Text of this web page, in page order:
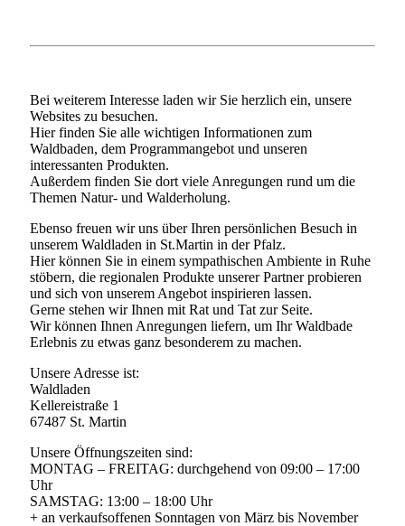
Bei weiterem Interesse laden wir Sie herzlich ein, unsere
Websites zu besuchen.
Hier finden Sie alle wichtigen Informationen zum
Waldbaden, dem Programmangebot und unseren
interessanten Produkten.
Außerdem finden Sie dort viele Anregungen rund um die
Themen Natur- und Walderholung.
Ebenso freuen wir uns über Ihren persönlichen Besuch in
unserem Waldladen in St.Martin in der Pfalz.
Hier können Sie in einem sympathischen Ambiente in Ruhe
stöbern, die regionalen Produkte unserer Partner probieren
und sich von unserem Angebot inspirieren lassen.
Gerne stehen wir Ihnen mit Rat und Tat zur Seite.
Wir können Ihnen Anregungen liefern, um Ihr Waldbade
Erlebnis zu etwas ganz besonderem zu machen.
Unsere Adresse ist:
Waldladen
Kellereistraße 1
67487 St. Martin
Unsere Öffnungszeiten sind:
MONTAG – FREITAG: durchgehend von 09:00 – 17:00
Uhr
SAMSTAG: 13:00 – 18:00 Uhr
+ an verkaufsoffenen Sonntagen von März bis November